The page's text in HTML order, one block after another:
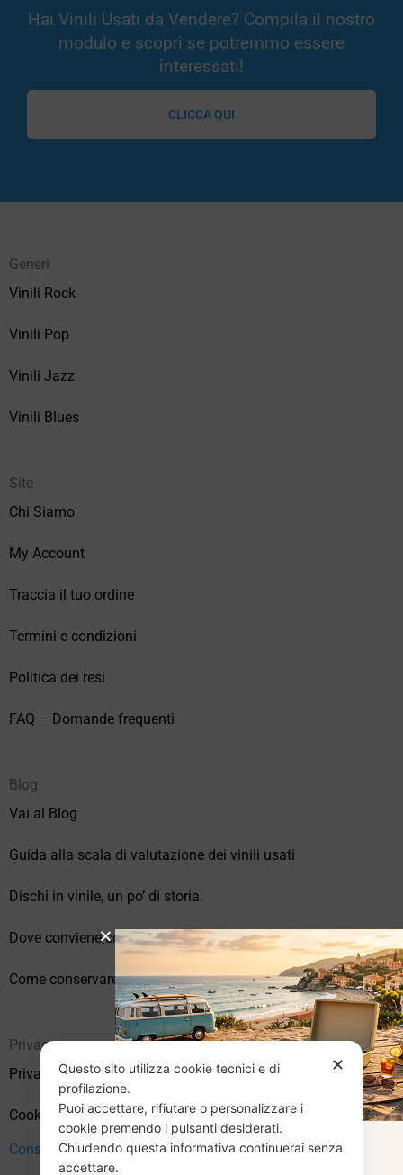
Hai Vinili Usati da Vendere? Compila il nostro
modulo e scopri se potremmo essere
interessati!
CLICCA QUI
Generi
Vinili Rock
Vinili Pop
Vinili Jazz
Vinili Blues
Site
Chi Siamo
My Account
Traccia il tuo ordine
Termini e condizioni
Politica dei resi
FAQ – Domande frequenti
Blog
Vai al Blog
Guida alla scala di valutazione dei vinili usati
Dischi in vinile, un po’ di storia.
Dove conviene comprare vinili online?
Come conservare correttamente i vinili usati
Privacy
Privacy Policy
Cookie Policy (UE)
Consenso
✕
Questo sito utilizza cookie tecnici e di
profilazione.
Puoi accettare, rifiutare o personalizzare i
cookie premendo i pulsanti desiderati.
Chiudendo questa informativa continuerai senza
accettare.